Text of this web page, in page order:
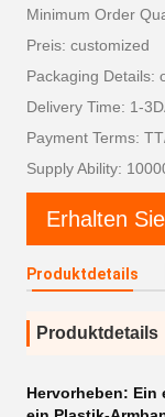
Minimum Order
Preis: customized
Packaging Details:
Delivery Time: 1-
Payment Terms:
Supply Ability:
Erhalten
Produktdetails
Produktdetails
Hervorheben: Ein